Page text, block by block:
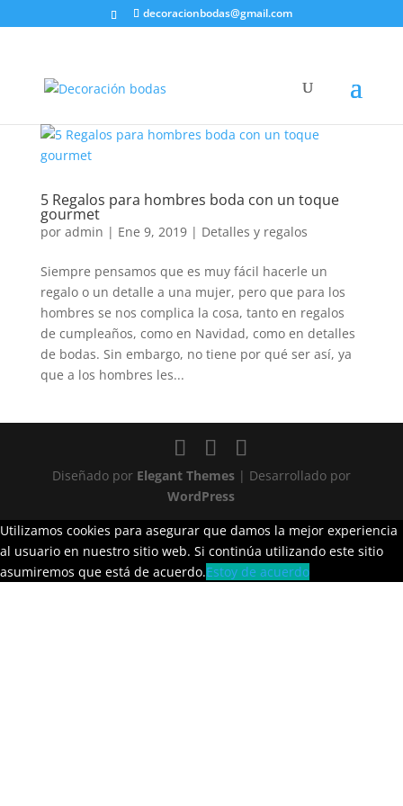
decoracionbodas@gmail.com
5 Regalos para hombres boda con un toque
gourmet
por admin | Ene 9, 2019| Detalles y regalos
Siempre pensamos que es muy fácil hacerle un
regalo o un detalle a una mujer, pero que para los
hombres se nos complica la cosa, tanto en regalos
de cumpleaños, como en Navidad, como en detalles
de bodas. Sin embargo, no tiene por qué ser así, ya
que a los hombres les...
Diseñado por Elegant Themes| Desarrollado por
WordPress
Utilizamos cookies para asegurar que damos la mejor experiencia
al usuario en nuestro sitio web. Si continúa utilizando este sitio
asumiremos que está de acuerdo.Estoy de acuerdo